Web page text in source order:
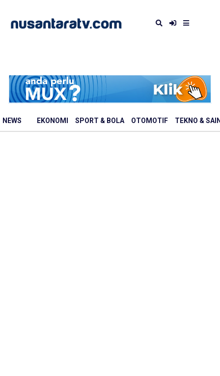
NEWS EKONOMI SPORT & BOLA OTOMOTIF TEKNO &